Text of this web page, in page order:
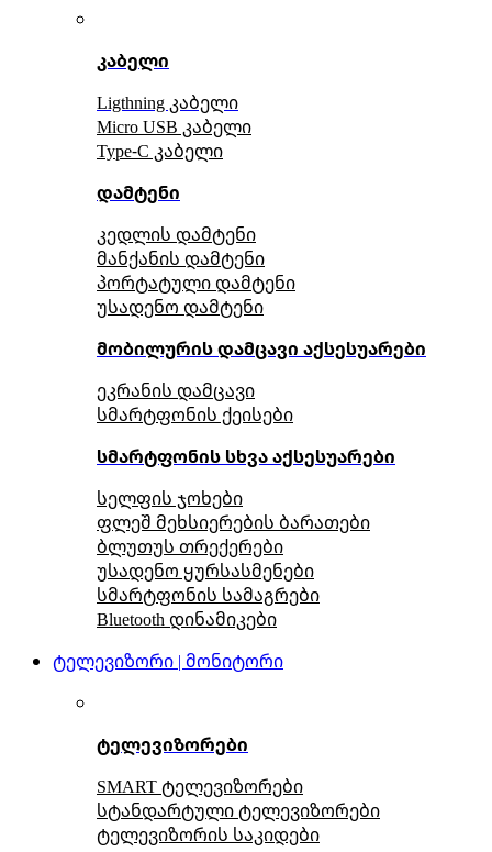
კაბელი
Ligthning კაბელი
Micro USB კაბელი
Type-C კაბელი
დამტენი
კედლის დამტენი
მანქანის დამტენი
პორტატული დამტენი
უსადენო დამტენი
მობილურის დამცავი აქსესუარები
ეკრანის დამცავი
სმარტფონის ქეისები
სმარტფონის სხვა აქსესუარები
სელფის ჯოხები
ფლეშ მეხსიერების ბარათები
ბლუთუს თრექერები
უსადენო ყურსასმენები
სმარტფონის სამაგრები
Bluetooth დინამიკები
ტელევიზორი | მონიტორი
ტელევიზორები
SMART ტელევიზორები
სტანდარტული ტელევიზორები
ტელევიზორის საკიდები